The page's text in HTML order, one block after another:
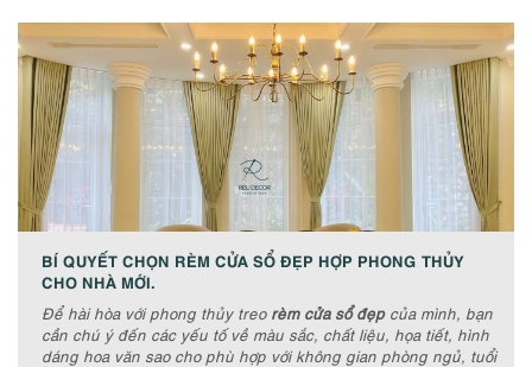
BÍ QUYẾT CHỌN RÈM CỬA SỔ ĐẸP HỢP PHONG THỦY
CHO NHÀ MỚI.
Để hài hòa với phong thủy treo rèm cửa sổ đẹpcủa mình, bạn
cần chú ý đến các yếu tố về màu sắc, chất liệu, họa tiết, hình
dáng hoa văn sao cho phù hợp với không gian phòng ngủ, tuổi